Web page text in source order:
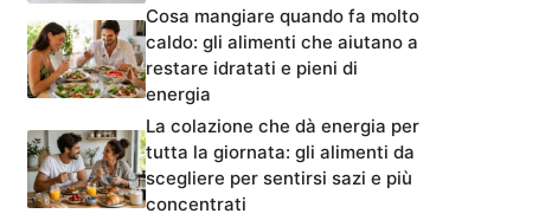
Cosa mangiare quando fa molto
caldo: gli alimenti che aiutano a
restare idratati e pieni di
energia
La colazione che dà energia per
tutta la giornata: gli alimenti da
scegliere per sentirsi sazi e più
concentrati